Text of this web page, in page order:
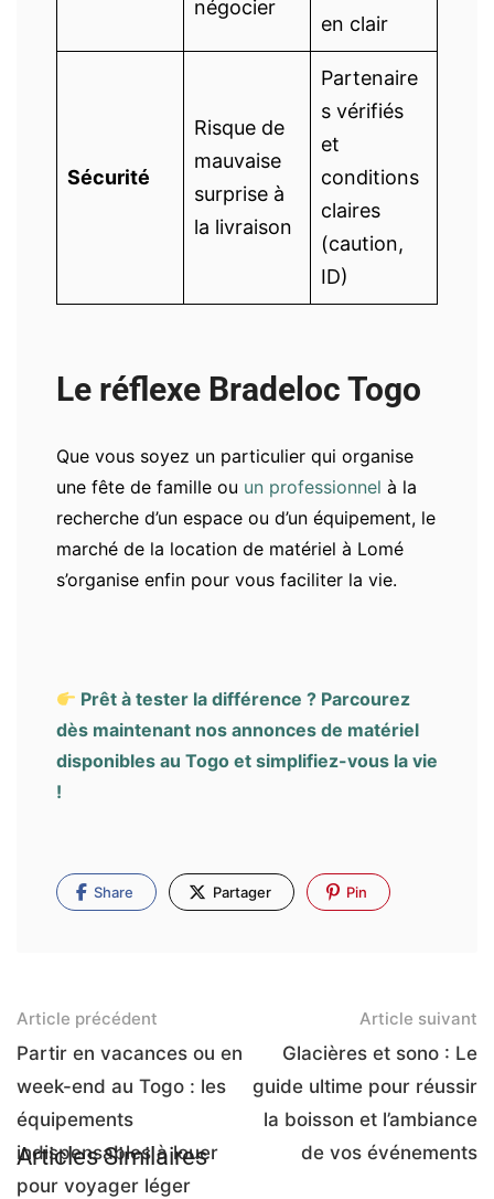
négocier
en clair
Sécurité
Risque de
mauvaise
surprise à
la livraison
Partenaire
s vérifiés
et
conditions
claires
(caution,
ID)
Le réflexe Bradeloc Togo
Que vous soyez un particulier qui organise
une fête de famille ou un professionnel à la
recherche d’un espace ou d’un équipement, le
marché de la location de matériel à Lomé
s’organise enfin pour vous faciliter la vie.
Prêt à tester la différence ? Parcourez
dès maintenant nos annonces de matériel
disponibles au Togo et simplifiez-vous la vie
!
Share Partager Pin
Article précédent
Partir en vacances ou en
week-end au Togo : les
équipements
indispensables à louer
pour voyager léger
Article suivant
Glacières et sono : Le
guide ultime pour réussir
la boisson et l’ambiance
de vos événements
Articles Similaires